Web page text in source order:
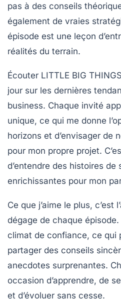
pas à des conseils
également de vraies
épisode est une leçon
réalités du terrain.
Écouter LITTLE BIG
jour sur les dernières
business. Chaque invité
unique, ce qui me donne
horizons et d’envisager de
pour mon propre projet.
d’entendre des histoires de
enrichissantes pour mon
Ce que j’aime le plus, c’est
dégage de chaque
climat de confiance, ce qui
partager des conseils
anecdotes surprenantes.
occasion d’apprendre, de
et d’évoluer sans cesse.